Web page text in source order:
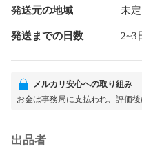
発送元の地域 未定
発送までの日数 2~3
メルカリ安心への取り組み
お金は事務局に支払われ、評価
出品者